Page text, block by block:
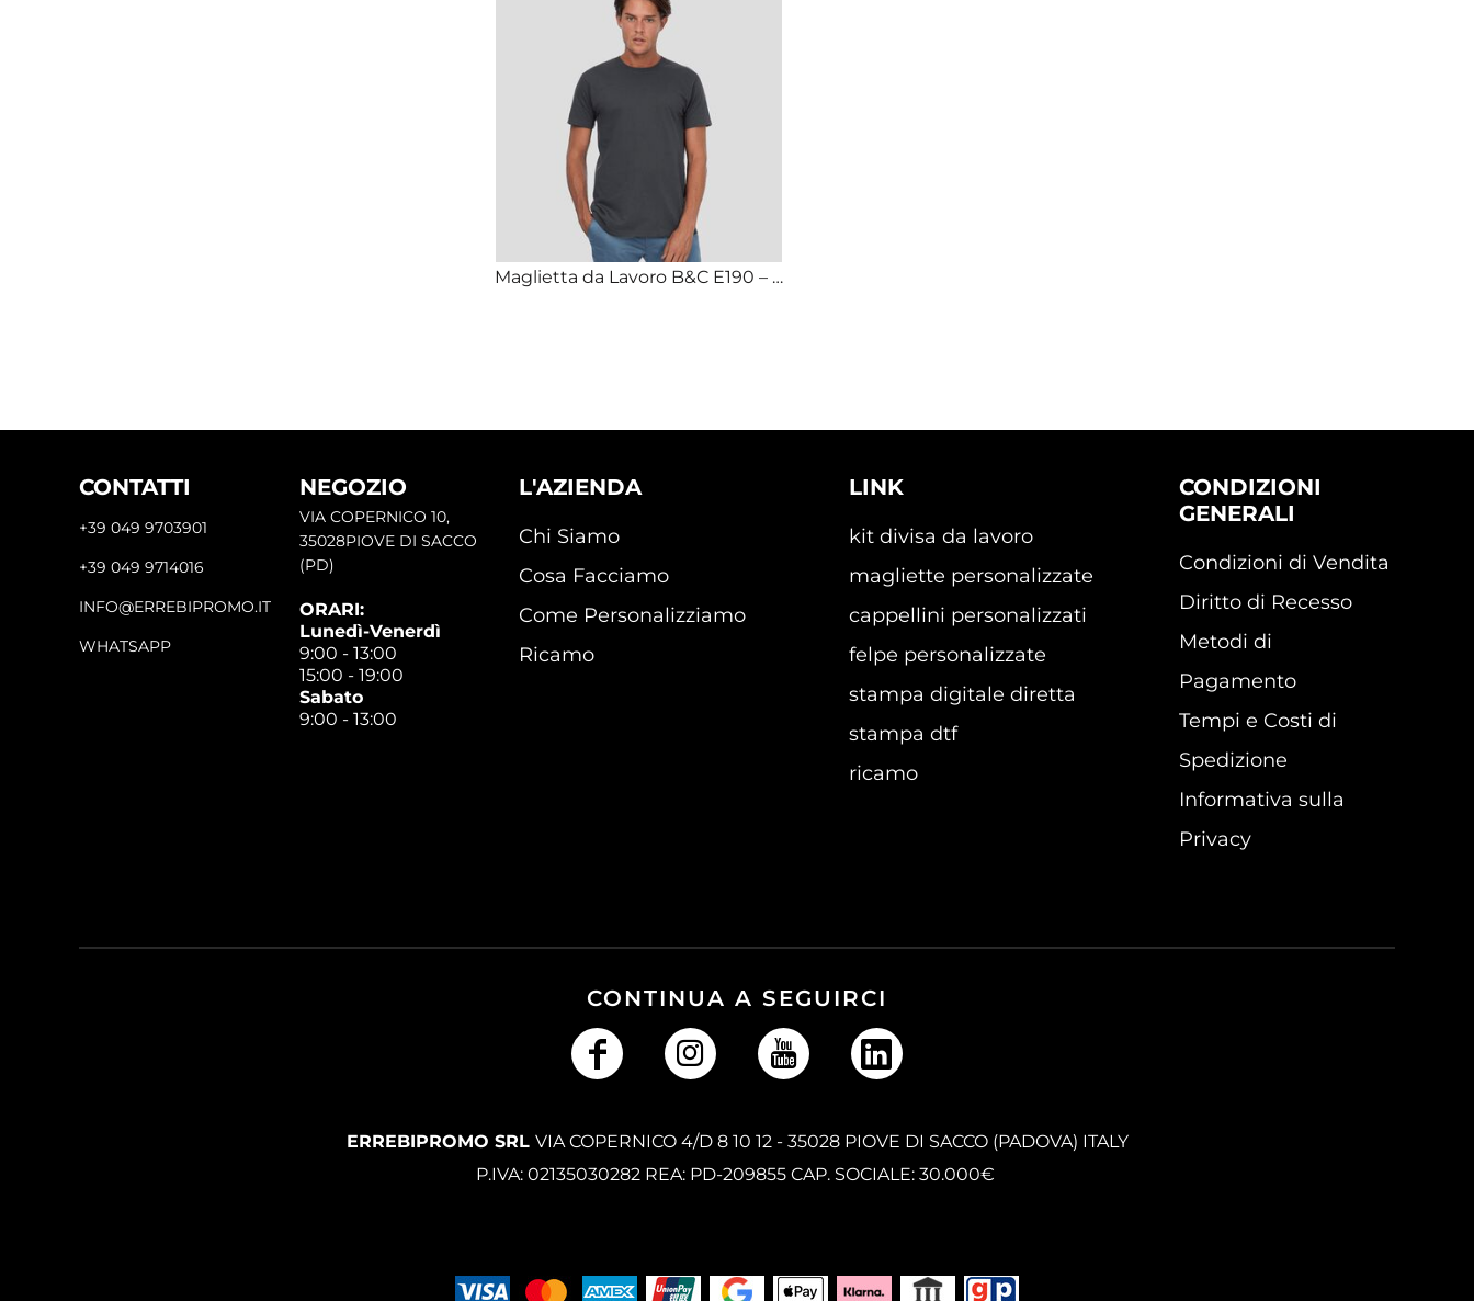
Maglietta da Lavoro B&C E190 – Cotone 185gr personalizzabile
CONTATTI
+39 049 9703901
+39 049 9714016
INFO@ERREBIPROMO.IT
WHATSAPP
NEGOZIO
VIA COPERNICO 10,
35028PIOVE DI SACCO
(PD)
ORARI:
Lunedì-Venerdì
9:00 - 13:00
15:00 - 19:00
Sabato
9:00 - 13:00
L'AZIENDA
Chi Siamo
Cosa Facciamo
Come Personalizziamo
Ricamo
LINK
kit divisa da lavoro
magliette personalizzate
cappellini personalizzati
felpe personalizzate
stampa digitale diretta
stampa dtf
ricamo
CONDIZIONI
GENERALI
Condizioni di Vendita
Diritto di Recesso
Metodi di
Pagamento
Tempi e Costi di
Spedizione
Informativa sulla
Privacy
CONTINUA A SEGUIRCI
ERREBIPROMO SRL VIA COPERNICO 4/D 8 10 12 - 35028 PIOVE DI SACCO (PADOVA) ITALY
P.IVA: 02135030282 REA: PD-209855 CAP. SOCIALE: 30.000€